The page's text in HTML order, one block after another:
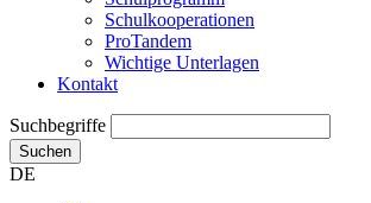
Schulkooperationen
ProTandem
Wichtige Unterlagen
Kontakt
Suchbegriffe
Suchen
DE